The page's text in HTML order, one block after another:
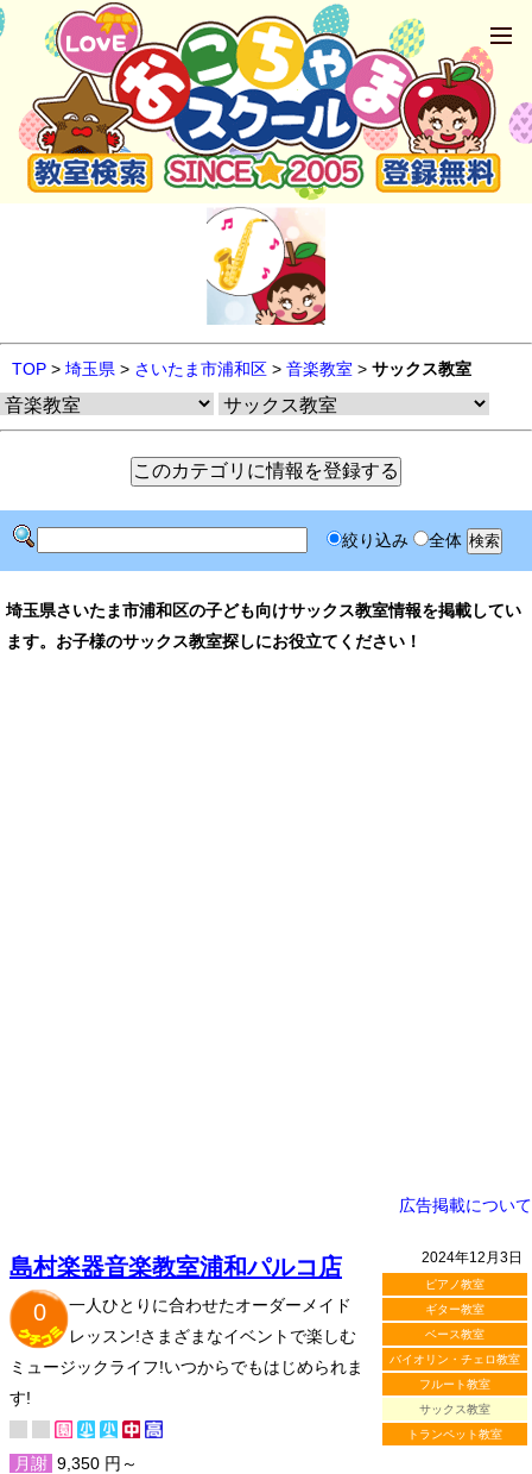
TOP > 埼玉県 > さいたま市浦和区 > 音楽教室 > サックス教室
絞り込み 全体
埼玉県さいたま市浦和区の子ども向けサックス教室情報を掲載してい
ます。お子様のサックス教室探しにお役立てください！
広告掲載について
2024年12月3日
ピアノ教室
ギター教室
ベース教室
バイオリン・チェロ教室
フルート教室
サックス教室
トランペット教室
島村楽器音楽教室浦和パルコ店
0
一人ひとりに合わせたオーダーメイド
レッスン!さまざまなイベントで楽しむ
ミュージックライフ!いつからでもはじめられま
す!
月謝 9,350 円～